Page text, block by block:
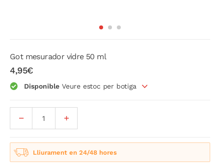
Got mesurador vidre 50 ml
4,95€
Disponible Veure estoc per botiga
Lliurament en 24/48 hores